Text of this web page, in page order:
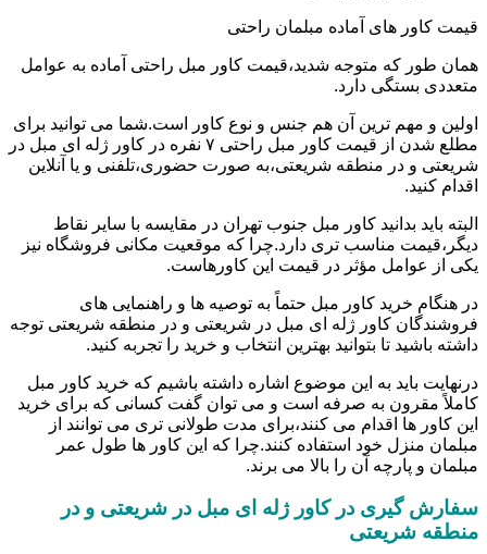
قیمت کاور های آماده مبلمان راحتی
همان طور که متوجه شدید،قیمت کاور مبل راحتی آماده به عوامل
متعددی بستگی دارد.
اولین و مهم ترین آن هم جنس و نوع کاور است.شما می توانید برای
مطلع شدن از قیمت کاور مبل راحتی ۷ نفره در کاور ژله ای مبل در
شریعتی و در منطقه شریعتی،به صورت حضوری،تلفنی و یا آنلاین
اقدام کنید.
البته باید بدانید کاور مبل جنوب تهران در مقایسه با سایر نقاط
دیگر،قیمت مناسب تری دارد.چرا که موقعیت مکانی فروشگاه نیز
یکی از عوامل مؤثر در قیمت این کاورهاست.
در هنگام خرید کاور مبل حتماً به توصیه ها و راهنمایی های
فروشندگان کاور ژله ای مبل در شریعتی و در منطقه شریعتی توجه
داشته باشید تا بتوانید بهترین انتخاب و خرید را تجربه کنید.
درنهایت باید به این موضوع اشاره داشته باشیم که خرید کاور مبل
کاملاً مقرون به صرفه است و می توان گفت کسانی که برای خرید
این کاور ها اقدام می کنند،برای مدت طولانی تری می توانند از
مبلمان منزل خود استفاده کنند.چرا که این کاور ها طول عمر
مبلمان و پارچه آن را بالا می برند.
سفارش گیری در کاور ژله ای مبل در شریعتی و در
منطقه شریعتی